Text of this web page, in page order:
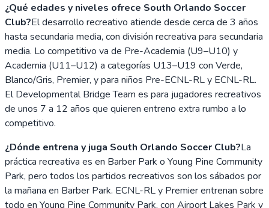
¿Qué edades y niveles ofrece South Orlando Soccer
Club?El desarrollo recreativo atiende desde cerca de 3 años
hasta secundaria media, con división recreativa para secundaria
media. Lo competitivo va de Pre-Academia (U9–U10) y
Academia (U11–U12) a categorías U13–U19 con Verde,
Blanco/Gris, Premier, y para niños Pre-ECNL-RL y ECNL-RL.
El Developmental Bridge Team es para jugadores recreativos
de unos 7 a 12 años que quieren entreno extra rumbo a lo
competitivo.
¿Dónde entrena y juga South Orlando Soccer Club?La
práctica recreativa es en Barber Park o Young Pine Community
Park, pero todos los partidos recreativos son los sábados por
la mañana en Barber Park. ECNL-RL y Premier entrenan sobre
todo en Young Pine Community Park, con Airport Lakes Park y